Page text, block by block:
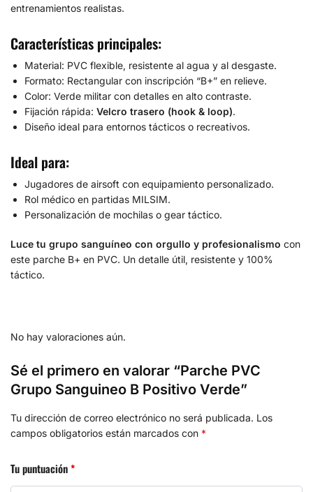
entrenamientos realistas.
Características principales:
Material: PVC flexible, resistente al agua y al desgaste.
Formato: Rectangular con inscripción “B+” en relieve.
Color: Verde militar con detalles en alto contraste.
Fijación rápida: Velcro trasero (hook & loop).
Diseño ideal para entornos tácticos o recreativos.
Ideal para:
Jugadores de airsoft con equipamiento personalizado.
Rol médico en partidas MILSIM.
Personalización de mochilas o gear táctico.
Luce tu grupo sanguíneo con orgullo y profesionalismo con
este parche B+ en PVC. Un detalle útil, resistente y 100%
táctico.
No hay valoraciones aún.
Sé el primero en valorar “Parche PVC
Grupo Sanguineo B Positivo Verde”
Tu dirección de correo electrónico no será publicada. Los
campos obligatorios están marcados con *
Tu puntuación*